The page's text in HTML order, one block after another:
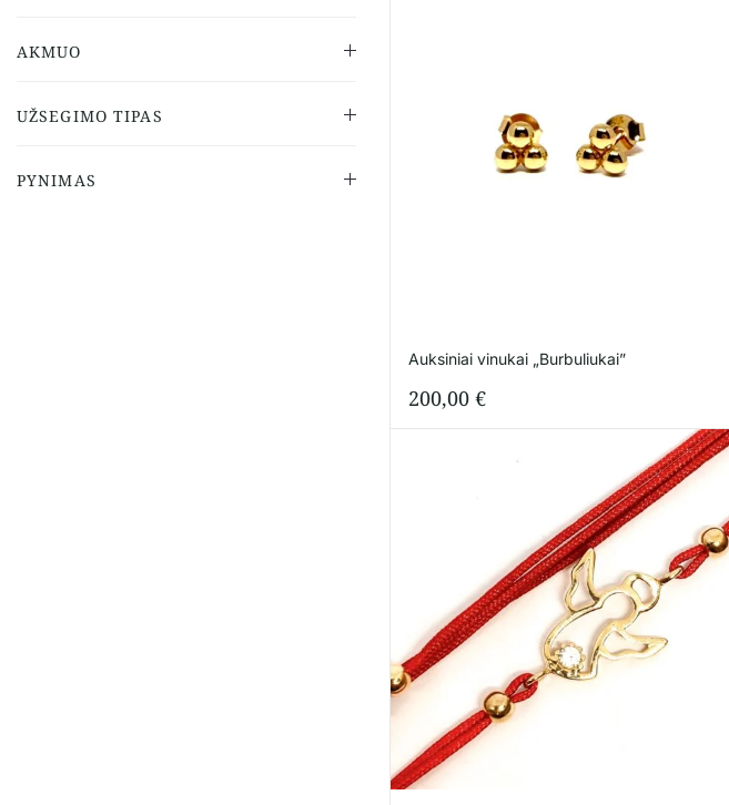
AKMUO
UŽSEGIMO TIPAS
PYNIMAS
Auksiniai vinukai „Burbuliukai”
200,00 €